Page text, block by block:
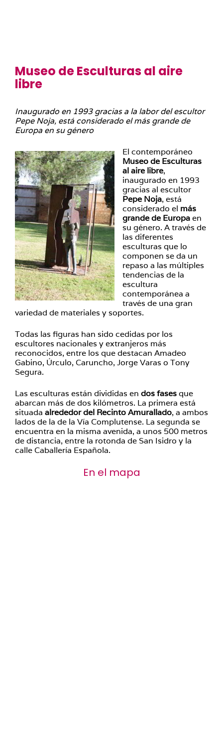
Museo de Esculturas al aire
libre
Inaugurado en 1993 gracias a la labor del escultor
Pepe Noja, está considerado el más grande de
Europa en su género
El contemporáneo
Museo de Esculturas
al aire libre,
inaugurado en 1993
gracias al escultor
Pepe Noja, está
considerado el más
grande de Europaen
su género. A través de
las diferentes
esculturas que lo
componen se da un
repaso a las múltiples
tendencias de la
escultura
contemporánea a
través de una gran
variedad de materiales y soportes.
Todas las figuras han sido cedidas por los
escultores nacionales y extranjeros más
reconocidos, entre los que destacan Amadeo
Gabino, Úrculo, Caruncho, Jorge Varas o Tony
Segura.
Las esculturas están divididas en dos fasesque
abarcan más de dos kilómetros. La primera está
situada alrededor del Recinto Amurallado, a ambos
lados de la de la Vía Complutense. La segunda se
encuentra en la misma avenida, a unos 500 metros
de distancia, entre la rotonda de San Isidro y la
calle Caballería Española.
En el mapa